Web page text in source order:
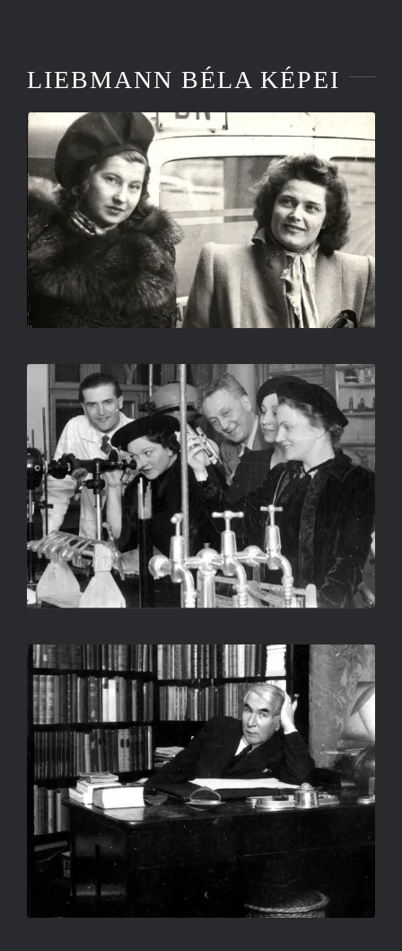
LIEBMANN BÉLA KÉPEI
KELLY ANNA ÉS KARÁDY
KATALIN 1941-BEN SZEGEDEN
LIEBMANN BÉLA
SZENT-GYÖRGYI ALBERT BULLA
ELMÁÉKNAK MUTATJA SZEGEDI
LABORATÓRIUMÁT
LIEBMANN BÉLA
MÓRA FERENC 1931-BEN
SZEGEDEN
LIEBMANN BÉLA